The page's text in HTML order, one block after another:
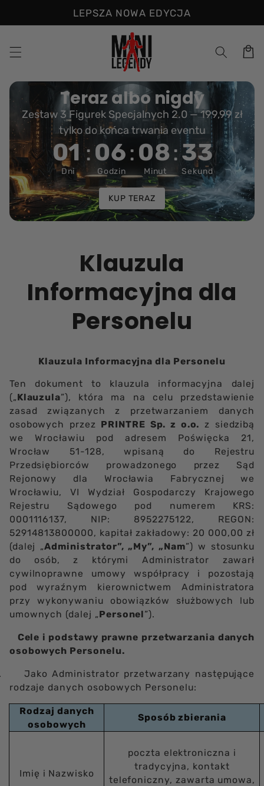
treści
LEPSZA NOWA EDYCJA
Koszyk
Teraz albo nigdy
Zestaw 3 Figurek Specjalnych 2.0 — 199,99 zł
tylko do końca trwania eventu
01 :06:08:32
Dni Godzin Minut Sekund
KUP TERAZ
Klauzula
Informacyjna dla
Personelu
Klauzula Informacyjna dla Personelu
Ten dokument to klauzula informacyjna dalej
(„Klauzula”), która ma na celu przedstawienie
zasad związanych z przetwarzaniem danych
osobowych przez PRINTRE Sp. z o.o. z siedzibą
we Wrocławiu pod adresem Poświęcka 21,
Wrocław 51-128, wpisaną do Rejestru
Przedsiębiorców prowadzonego przez Sąd
Rejonowy dla Wrocławia Fabrycznej we
Wrocławiu, VI Wydział Gospodarczy Krajowego
Rejestru Sądowego pod numerem KRS:
0001116137, NIP: 8952275122, REGON:
52914813800000, kapitał zakładowy: 20 000,00 zł
(dalej „Administrator”, „My”, „Nam”) w stosunku
do osób, z którymi Administrator zawarł
cywilnoprawne umowy współpracy i pozostają
pod wyraźnym kierownictwem Administratora
przy wykonywaniu obowiązków służbowych lub
umownych (dalej „Personel”).
Cele i podstawy prawne przetwarzania danych
osobowych Personelu.
Jako Administrator przetwarzany następujące
rodzaje danych osobowych Personelu:
Rodzaj danych
osobowych
Sposób zbierania
Imię i Nazwisko
poczta elektroniczna i
tradycyjna, kontakt
telefoniczny, zawarta umowa,